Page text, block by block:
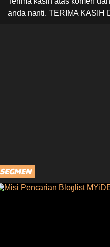
anda nanti. TERIMA KASIH
SEGMEN